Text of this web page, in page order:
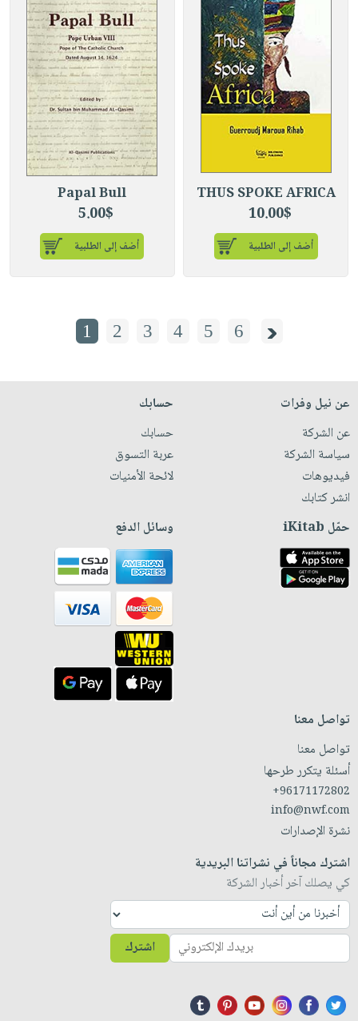
THUS SPOKE AFRICA
10.00$
أضف إلى الطلبية
Papal Bull
5.00$
أضف إلى الطلبية
1 2 3 4 5 6
عن نيل وفرات
عن الشركة
سياسة الشركة
فيديوهات
انشر كتابك
حسابك
حسابك
عربة التسوق
لائحة الأمنيات
حمّل iKitab وسائل الدفع
تواصل معنا
تواصل معنا
أسئلة يتكرر طرحها
+96171172802
info@nwf.com
نشرة الإصدارات
اشترك مجاناً في نشراتنا البريدية
كي يصلك آخر أخبار الشركة
اشترك